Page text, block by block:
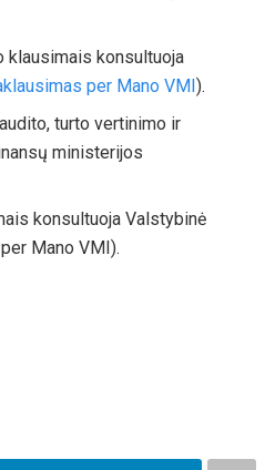
klausimais konsultuoja
per Mano VMI).
turto vertinimo ir
ministerijos
konsultuoja Valstybinė
Mano VMI).